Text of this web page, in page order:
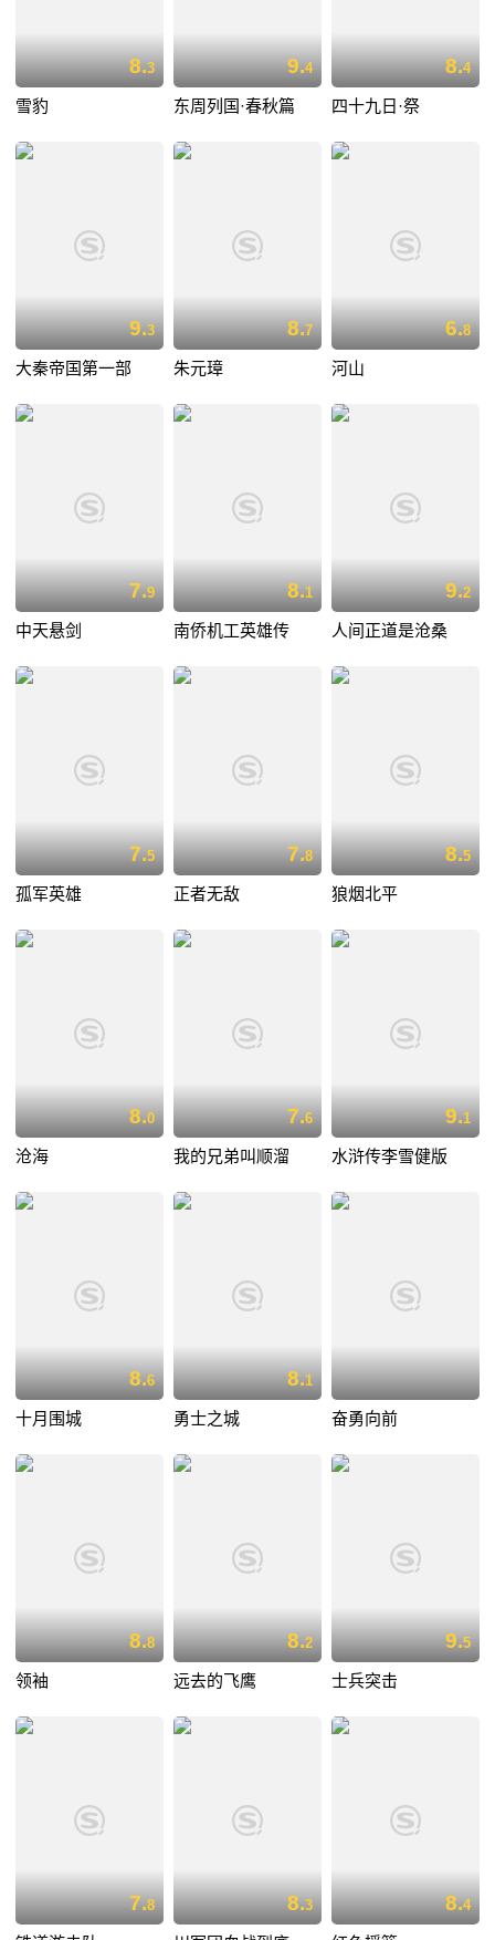
8.3
雪豹
9.4
东周列国·春秋篇
8.4
四十九日·祭
9.3
大秦帝国第一部
8.7
朱元璋
6.8
河山
7.9
中天悬剑
8.1
南侨机工英雄传
9.2
人间正道是沧桑
7.5
孤军英雄
7.8
正者无敌
8.5
狼烟北平
8.0
沧海
7.6
我的兄弟叫顺溜
9.1
水浒传李雪健版
8.6
十月围城
8.1
勇士之城 奋勇向前
8.8
领袖
8.2
远去的飞鹰
9.5
士兵突击
7.8 8.3 8.4